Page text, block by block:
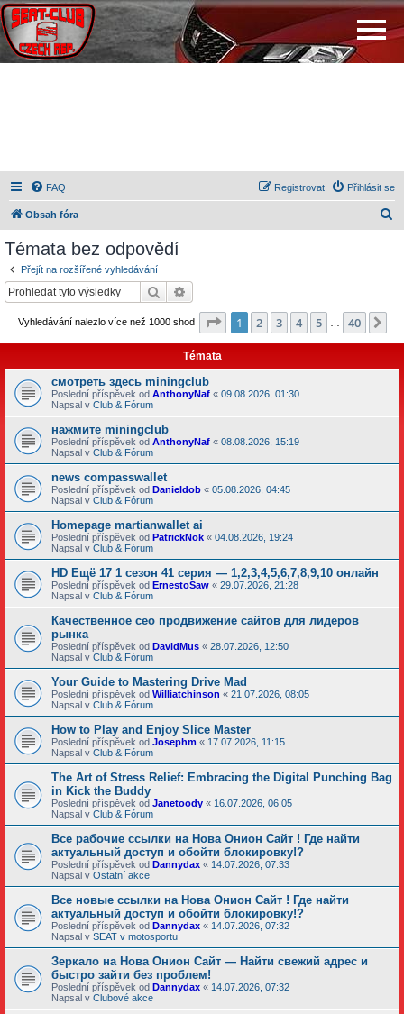
FAQ Přihlásit se
Registrovat
Obsah fóra
Témata bez odpovědí
Přejít na rozšířené vyhledávání
Hledat
Vyhledávání nalezlo více než 1000 shod Stránka z 40
1 2 3 4 5 40
Témata
смотреть здесь miningclub
Poslední příspěvek od AnthonyNaf « 09.08.2026, 01:30
Napsal v Club & Fórum
нажмите miningclub
Poslední příspěvek od AnthonyNaf « 08.08.2026, 15:19
Napsal v Club & Fórum
news compasswallet
Poslední příspěvek od Danieldob « 05.08.2026, 04:45
Napsal v Club & Fórum
Homepage martianwallet ai
Poslední příspěvek od PatrickNok « 04.08.2026, 19:24
Napsal v Club & Fórum
HD Ещё 17 1 сезон 41 серия — 1,2,3,4,5,6,7,8,9,10 онлайн
Poslední příspěvek od ErnestoSaw « 29.07.2026, 21:28
Napsal v Club & Fórum
Качественное сео продвижение сайтов для лидеров
рынка
Poslední příspěvek od DavidMus « 28.07.2026, 12:50
Napsal v Club & Fórum
Your Guide to Mastering Drive Mad
Poslední příspěvek od Williatchinson « 21.07.2026, 08:05
Napsal v Club & Fórum
How to Play and Enjoy Slice Master
Poslední příspěvek od Josephm « 17.07.2026, 11:15
Napsal v Club & Fórum
The Art of Stress Relief: Embracing the Digital Punching Bag
in Kick the Buddy
Poslední příspěvek od Janetoody « 16.07.2026, 06:05
Napsal v Club & Fórum
Все рабочие ссылки на Нова Онион Сайт ! Где найти
актуальный доступ и обойти блокировку!?
Poslední příspěvek od Dannydax « 14.07.2026, 07:33
Napsal v Ostatní akce
Все новые ссылки на Нова Онион Сайт ! Где найти
актуальный доступ и обойти блокировку!?
Poslední příspěvek od Dannydax « 14.07.2026, 07:32
Napsal v SEAT v motosportu
Зеркало на Нова Онион Сайт — Найти свежий адрес и
быстро зайти без проблем!
Poslední příspěvek od Dannydax « 14.07.2026, 07:32
Napsal v Clubové akce